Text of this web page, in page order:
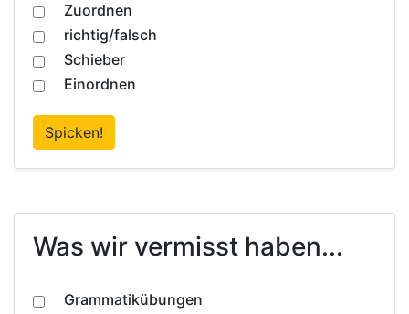
Zuordnen
richtig/falsch
Schieber
Einordnen
Spicken!
Was wir vermisst haben...
Grammatikübungen